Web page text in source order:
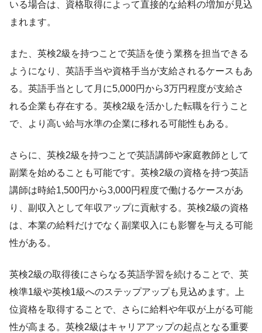
いる場合は、資格取得によって直接的な給料の増加が見込
まれます。
また、英検2級を持つことで英語を使う業務を担当できる
ようになり、英語手当や資格手当が支給されるケースもあ
る。英語手当として月に5,000円から3万円程度が支給さ
れる企業も存在する。英検2級を活かした転職を行うこと
で、より高い給与水準の企業に移れる可能性もある。
さらに、英検2級を持つことで英語講師や家庭教師として
副業を始めることも可能です。英検2級の資格を持つ英語
講師は時給1,500円から3,000円程度で働けるケースがあ
り、副収入として年収アップに貢献する。英検2級の資格
は、本業の給料だけでなく副業収入にも影響を与える可能
性がある。
英検2級の取得後にさらなる英語学習を続けることで、英
検準1級や英検1級へのステップアップも見込めます。上
位資格を取得することで、さらに給料や年収が上がる可能
性が高まる。英検2級はキャリアアップの起点となる重要